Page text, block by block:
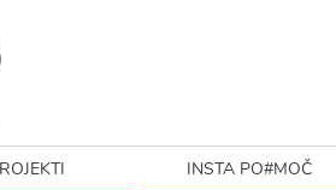
INSTA PO#MOČ